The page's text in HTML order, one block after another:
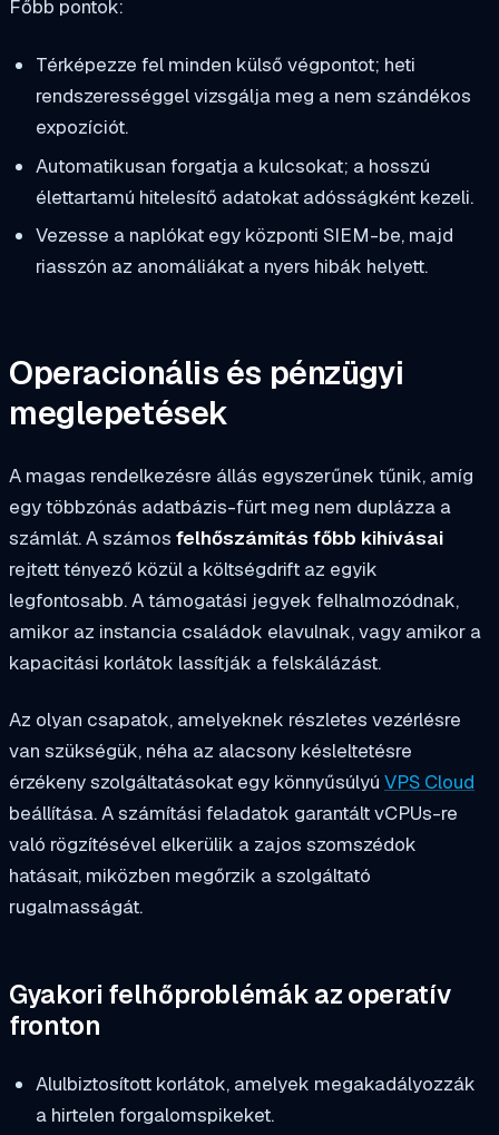
Főbb pontok:
Térképezze fel minden külső végpontot; heti
rendszerességgel vizsgálja meg a nem szándékos
expozíciót.
Automatikusan forgatja a kulcsokat; a hosszú
élettartamú hitelesítő adatokat adósságként kezeli.
Vezesse a naplókat egy központi SIEM-be, majd
riasszón az anomáliákat a nyers hibák helyett.
Operacionális és pénzügyi
meglepetések
A magas rendelkezésre állás egyszerűnek tűnik, amíg
egy többzónás adatbázis-fürt meg nem duplázza a
számlát. A számos felhőszámítás főbb kihívásai
rejtett tényező közül a költségdrift az egyik
legfontosabb. A támogatási jegyek felhalmozódnak,
amikor az instancia családok elavulnak, vagy amikor a
kapacitási korlátok lassítják a felskálázást.
Az olyan csapatok, amelyeknek részletes vezérlésre
van szükségük, néha az alacsony késleltetésre
érzékeny szolgáltatásokat egy könnyűsúlyú VPS Cloud
beállítása. A számítási feladatok garantált vCPUs-re
való rögzítésével elkerülik a zajos szomszédok
hatásait, miközben megőrzik a szolgáltató
rugalmasságát.
Gyakori felhőproblémák az operatív
fronton
Alulbiztosított korlátok, amelyek megakadályozzák
a hirtelen forgalomspikeket.